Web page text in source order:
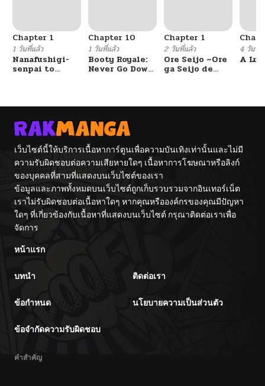
Chapter 1
1 วันที่แล้ว
Nanafushigi-
senpai to
Chapter 10
1 วันที่แล้ว
Booty Royale:
Never Go Down
Chapter 1
2 วันที่แล้ว
Ore Seijo ~Ore
ga Seijo de
Game Kanzen
4 วันที่
A
เว็บไซต์นี้ให้บริการเนื้อหาการ์ตูนเพื่อความบันเทิงเท่านั้นและไม่มี
ความรับผิดชอบต่อความเสียหายใดๆ เนื้อหาการโฆษณาหรือลิงก์
ของบุคคลที่สามที่แสดงบนเว็บไซต์ของเรา
ข้อมูลและภาพทั้งหมดบนเว็บไซต์ถูกเก็บรวบรวมจากอินเทอร์เน็ต
เราไม่รับผิดชอบต่อเนื้อหาใดๆ หากคุณหรือองค์กรของคุณมีปัญหา
ใดๆ ที่เกี่ยวข้องกับเนื้อหาที่แสดงบนเว็บไซต์ กรุณาติดต่อเราเพื่อ
จัดการ
หน้าแรก
บทนำ ติดต่อเรา
ข้อกำหนด นโยบายความเป็นส่วนตัว
ข้อจำกัดความรับผิดชอบ
คำสำคัญ